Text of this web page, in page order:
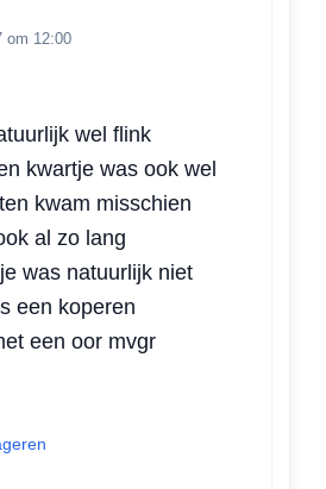
om 12:00
wel flink
kwartje was ook wel
kwam misschien
al zo lang
was natuurlijk niet
een koperen
een oor mvgr